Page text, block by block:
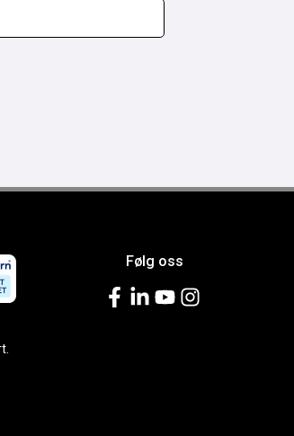
Følg oss